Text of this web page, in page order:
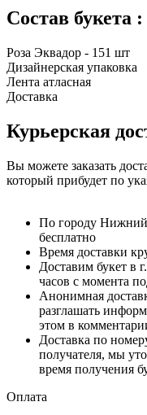
Состав букета :
Роза Эквадор - 151 шт
Дизайнерская упаковка
Лента атласная
Доставка
Курьерская
Вы можете заказать
который прибудет по
По городу Нижний
бесплатно
Время доставки
Доставим букет в
часов с момента
Анонимная
разглашать
этом в
Доставка по
получателя, мы
время получения
Оплата